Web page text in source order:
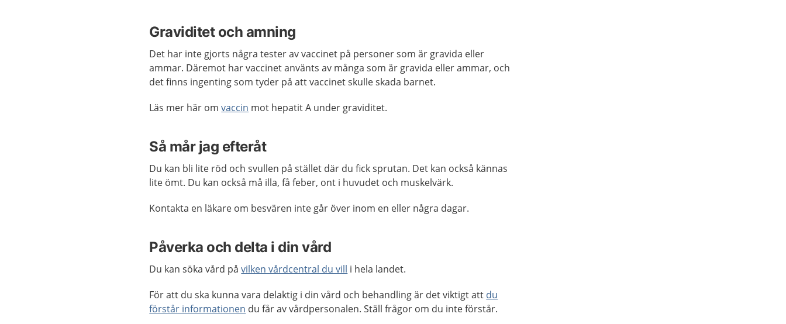
Graviditet och amning
Det har inte gjorts några tester av vaccinet på personer som är gravida eller
ammar. Däremot har vaccinet använts av många som är gravida eller ammar, och
det finns ingenting som tyder på att vaccinet skulle skada barnet.
Läs mer här omvaccin mot hepatit A under graviditet.
Så mår jag efteråt
Du kan bli lite röd och svullen på stället där du fick sprutan. Det kan också kännas
lite ömt. Du kan också må illa, få feber, ont i huvudet och muskelvärk.
Kontakta en läkare om besvären inte går över inom en eller några dagar.
Påverka och delta i din vård
Du kan söka vård påvilken vårdcentral du vill i hela landet.
För att du ska kunna vara delaktig i din vård och behandling är det viktigt att du
förstår informationen du får av vårdpersonalen. Ställ frågor om du inte förstår.